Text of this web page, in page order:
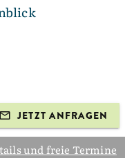
JETZT ANFRAGEN
und freie Termine